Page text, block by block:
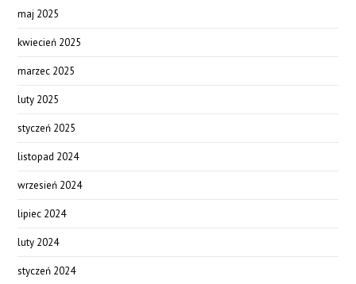
maj 2025
kwiecień 2025
marzec 2025
luty 2025
styczeń 2025
listopad 2024
wrzesień 2024
lipiec 2024
luty 2024
styczeń 2024